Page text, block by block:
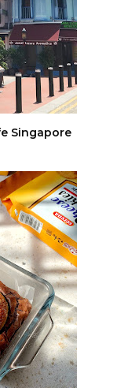
Singapore